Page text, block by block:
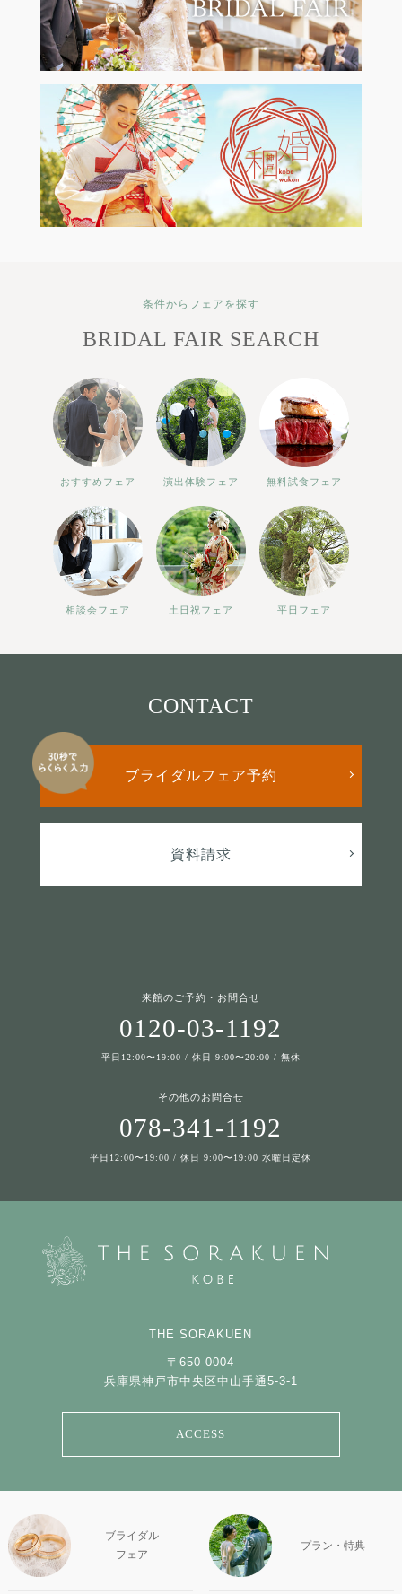
条件からフェアを探す
BRIDAL FAIR SEARCH
おすすめフェア 演出体験フェア 無料試食フェア
相談会フェア 土日祝フェア 平日フェア
CONTACT
ブライダルフェア予約
資料請求
来館のご予約・お問合せ
0120-03-1192
平日12:00〜19:00 / 休日 9:00〜20:00 / 無休
その他のお問合せ
078-341-1192
平日12:00〜19:00 / 休日 9:00〜19:00 水曜日定休
THE SORAKUEN
〒650-0004
兵庫県神戸市中央区中山手通5-3-1
ACCESS
ブライダル
フェア
プラン・特典